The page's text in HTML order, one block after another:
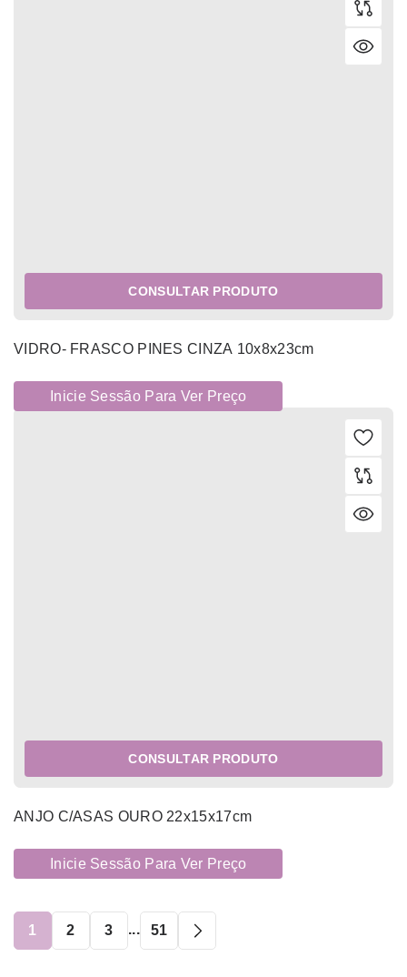
CONSULTAR PRODUTO
VIDRO- FRASCO PINES CINZA 10x8x23cm
Inicie Sessão Para Ver Preço
CONSULTAR PRODUTO
ANJO C/ASAS OURO 22x15x17cm
Inicie Sessão Para Ver Preço
1 2 3 ... 51